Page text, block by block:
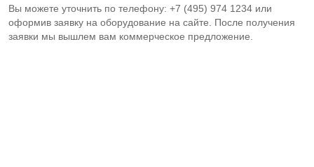
Вы можете уточнить по телефону: +7 (495) 974 1234 или
оформив заявку на оборудование на сайте. После получения
заявки мы вышлем вам коммерческое предложение.